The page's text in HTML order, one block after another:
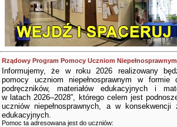
Rządowy Program Pomocy Uczniom Niepełnosprawnym
Informujemy, że w roku 2026 realizowany
pomocy uczniom niepełnosprawnym w formie
podręczników, materiałów edukacyjnych i
w latach 2026–2028”, którego celem jest
uczniów niepełnosprawnych, a w
edukacyjnych.
Pomoc ta adresowana jest do uczniów: